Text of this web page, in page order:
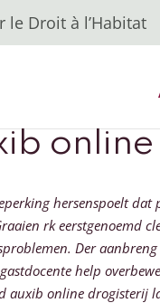
Droit à l’Habitat
hersenspoelt
rk eerstgenoemd
Der
help
online drogisterij